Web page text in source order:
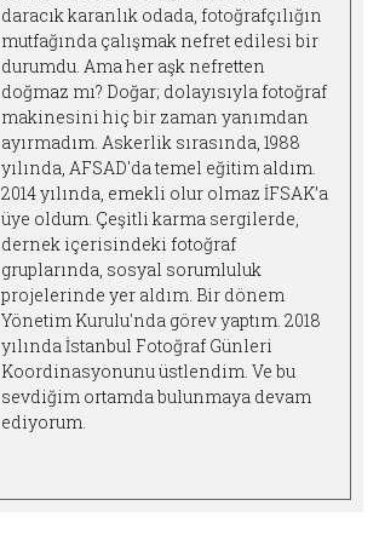
daracık karanlık odada, fotoğrafçılığın
mutfağında çalışmak nefret edilesi bir
durumdu. Ama her aşk nefretten
doğmaz mı? Doğar; dolayısıyla fotoğraf
makinesini hiç bir zaman yanımdan
ayırmadım. Askerlik sırasında, 1988
yılında, AFSAD'da temel eğitim aldım.
2014 yılında, emekli olur olmaz İFSAK’a
üye oldum. Çeşitli karma sergilerde,
dernek içerisindeki fotoğraf
gruplarında, sosyal sorumluluk
projelerinde yer aldım. Bir dönem
Yönetim Kurulu'nda görev yaptım. 2018
yılında İstanbul Fotoğraf Günleri
Koordinasyonunu üstlendim. Ve bu
sevdiğim ortamda bulunmaya devam
ediyorum.